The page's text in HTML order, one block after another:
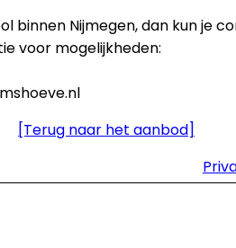
binnen Nijmegen, dan kun je
voor mogelijkheden:
[Terug naar het aanbod]